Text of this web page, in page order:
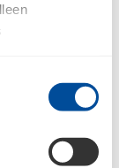
bij
direct